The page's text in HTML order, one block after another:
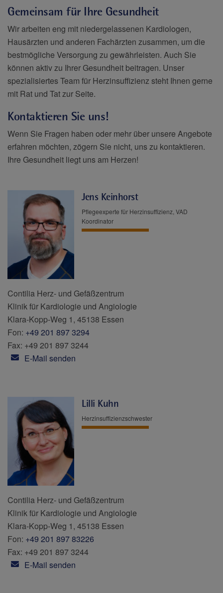
Gemeinsam für Ihre Gesundheit
Wir arbeiten eng mit niedergelassenen Kardiologen,
Hausärzten und anderen Fachärzten zusammen, um die
bestmögliche Versorgung zu gewährleisten. Auch Sie
können aktiv zu Ihrer Gesundheit beitragen. Unser
spezialisiertes Team für Herzinsuffizienz steht Ihnen gerne
mit Rat und Tat zur Seite.
Kontaktieren Sie uns!
Wenn Sie Fragen haben oder mehr über unsere Angebote
erfahren möchten, zögern Sie nicht, uns zu kontaktieren.
Ihre Gesundheit liegt uns am Herzen!
Jens Keinhorst
Pflegeexperte für Herzinsuffizienz, VAD
Koordinator
Contilia Herz- und Gefäßzentrum
Klinik für Kardiologie und Angiologie
Klara-Kopp-Weg 1, 45138 Essen
Fon: +49 201 897 3294
Fax: +49 201 897 3244
E-Mail senden
Lilli Kuhn
Herzinsuffizienzschwester
Contilia Herz- und Gefäßzentrum
Klinik für Kardiologie und Angiologie
Klara-Kopp-Weg 1, 45138 Essen
Fon: +49 201 897 83226
Fax: +49 201 897 3244
E-Mail senden